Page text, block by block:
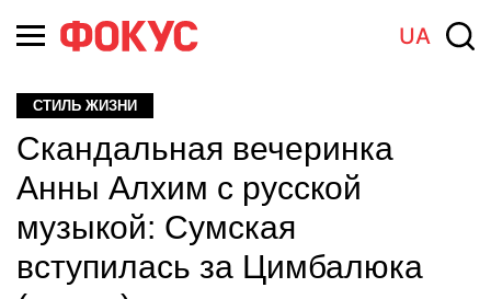
UA
СТИЛЬ ЖИЗНИ
Скандальная вечеринка
Анны Алхим с русской
музыкой: Сумская
вступилась за Цимбалюка